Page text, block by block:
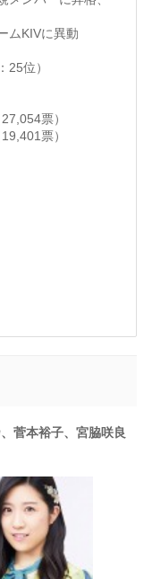
ムKIVに異動
25位）
票）
票）
菅本裕子、宮脇咲良